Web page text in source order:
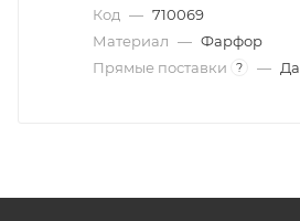
Код — 710069
Материал — Фарфор
Прямые поставки
? — Да